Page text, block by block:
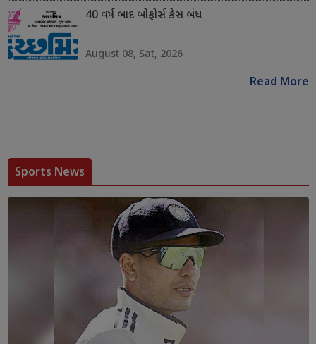
40 વર્ષ બાદ બોફોર્સ કેસ બંધ
August 08, Sat, 2026
Read More
Sports News